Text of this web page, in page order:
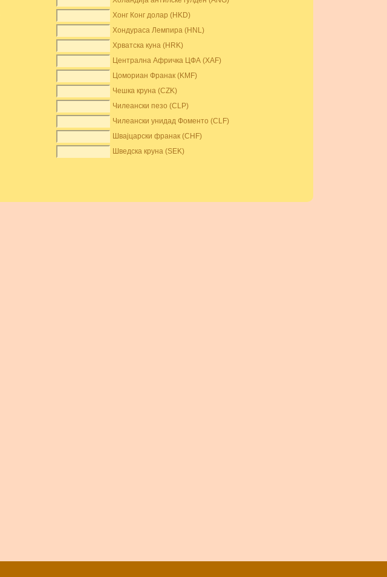
Хонг Конг долар (HKD)
Хондураса Лемпира (HNL)
Хрватска куна (HRK)
Централна Афричка ЦФА (XAF)
Цомориан Франак (KMF)
Чешка круна (CZK)
Чилеански пезо (CLP)
Чилеански унидад Фоменто (CLF)
Швајцарски франак (CHF)
Шведска круна (SEK)